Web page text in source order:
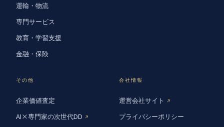
運輸・物流
専門サービス
教育・学習支援
金融・保険
その他
企業価値査定
AI×専門家の次世代DD ↗
会社情報
運営会社サイト ↗
プライバシーポリシー